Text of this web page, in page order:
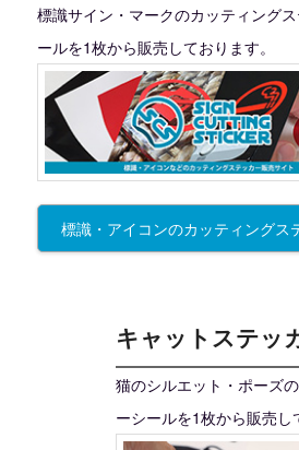
標識サイン・マークのカッティング
ールを1枚から販売しております。
標識・アイコンのカッティングス
キャットステッ
猫のシルエット・ポーズ
ーシールを1枚から販売し